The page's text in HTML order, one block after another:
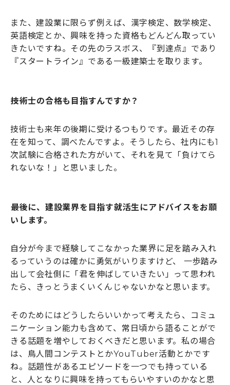
また、建設業に限らず例えば、漢字検定、数学検定、
英語検定とか、興味を持った資格もどんどん取ってい
きたいですね。その先のラスボス、『到達点』であり
『スタートライン』である一級建築士を取ります。
――技術士の合格も目指すんですか？
技術士も来年の後期に受けるつもりです。最近その存
在を知って、調べたんですよ。そうしたら、社内にも1
次試験に合格された方がいて、それを見て「負けてら
れないな！」と思いました。
――最後に、建設業界を目指す就活生にアドバイスをお願
いします。
自分が今まで経験してこなかった業界に足を踏み入れ
るっていうのは確かに勇気がいりますけど、 一歩踏み
出して会社側に「君を伸ばしていきたい」って思われ
たら、きっとうまくいくんじゃないかなと思います。
そのためにはどうしたらいいかって考えたら、コミュ
ニケーション能力も含めて、常日頃から語ることがで
きる話題を増やしておくべきだと思います。私の場合
は、鳥人間コンテストとかYouTuber活動とかです
ね。話題性があるエピソードを一つでも持っている
と、人となりに興味を持ってもらいやすいのかなと思